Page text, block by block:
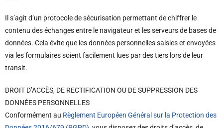
Il s’agit d’un protocole de sécurisation permettant de chiffrer le
contenu des échanges entre le navigateur et les serveurs de bases de
données. Cela évite que les données personnelles saisies et envoyées
via les formulaires soient facilement lues par des tiers lors de leur
transit.
DROIT D’ACCÈS, DE RECTIFICATION OU DE SUPPRESSION DES
DONNÉES PERSONNELLES
Conformément au Règlement Européen Général sur la Protection des